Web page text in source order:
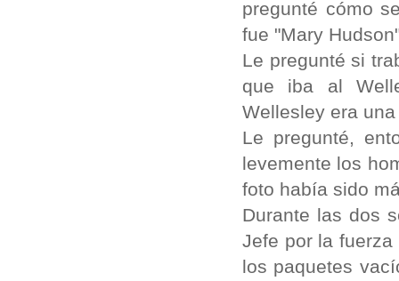
pregunté cómo
fue "Mary
Le pregunté si
que iba al
Wellesley era
Le pregunté,
levemente los
foto había sido
Durante las dos
Jefe por la
los paquetes